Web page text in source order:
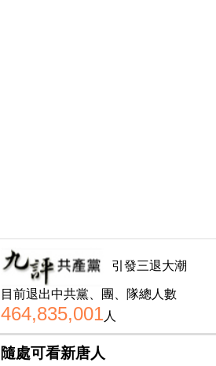
引發三退大潮
目前退出中共黨、團、隊總人數
464,835,001人
隨處可看新唐人